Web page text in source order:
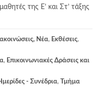
της Ε’ και Στ’ τάξης
Νέα, Εκθέσεις,
, Επικοινωνιακές Δράσεις και
- Συνέδρια, Τμήμα